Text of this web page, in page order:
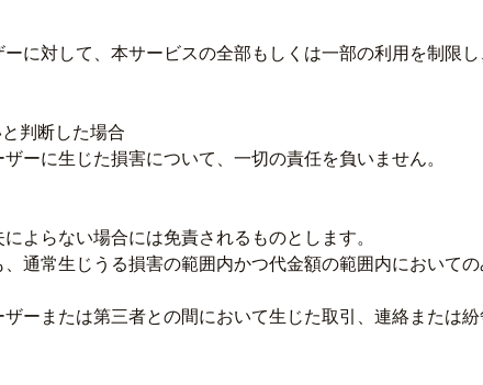
に対して、本サービスの全部もしくは一部の利用を制限
判断した場合
ーに生じた損害について、一切の責任を負いません。
よらない場合には免責されるものとします。
通常生じうる損害の範囲内かつ代金額の範囲内において
ーまたは第三者との間において生じた取引、連絡または